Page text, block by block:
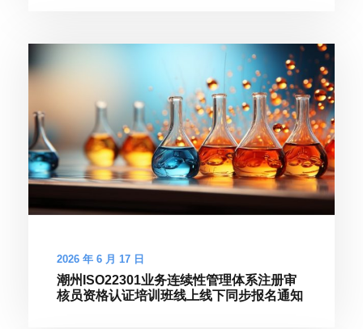
2026 年 6 月 17 日
潮州ISO22301业务连续性管理体系注册审
核员资格认证培训班线上线下同步报名通知